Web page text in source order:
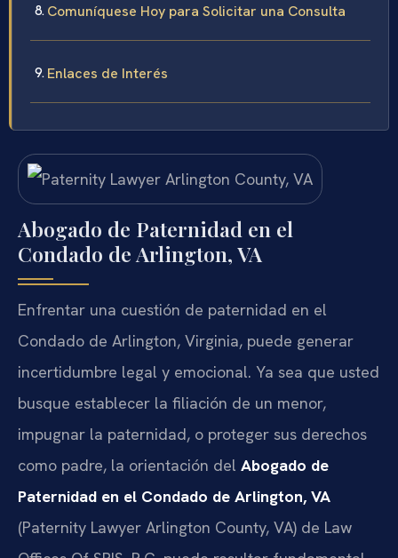
Comuníquese Hoy para Solicitar una Consulta
Enlaces de Interés
Abogado de Paternidad en el
Condado de Arlington, VA
Enfrentar una cuestión de paternidad en el
Condado de Arlington, Virginia, puede generar
incertidumbre legal y emocional. Ya sea que usted
busque establecer la filiación de un menor,
impugnar la paternidad, o proteger sus derechos
como padre, la orientación del Abogado de
Paternidad en el Condado de Arlington, VA
(Paternity Lawyer Arlington County, VA) de Law